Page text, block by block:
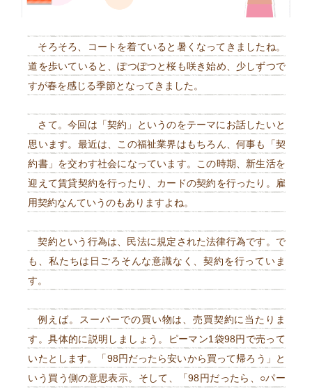
そろそろ、コートを着ていると暑くなってきましたね。
道を歩いていると、ぽつぽつと桜も咲き始め、少しずつで
すが春を感じる季節となってきました。
さて。今回は「契約」というのをテーマにお話したいと
思います。最近は、この福祉業界はもちろん、何事も「契
約書」を交わす社会になっています。この時期、新生活を
迎えて賃貸契約を行ったり、カードの契約を行ったり。雇
用契約なんていうのもありますよね。
契約という行為は、民法に規定された法律行為です。で
も、私たちは日ごろそんな意識なく、契約を行っていま
す。
例えば。スーパーでの買い物は、売買契約に当たりま
す。具体的に説明しましょう。ピーマン1袋98円で売って
いたとします。「98円だったら安いから買って帰ろう」と
いう買う側の意思表示。そして、「98円だったら、○パー